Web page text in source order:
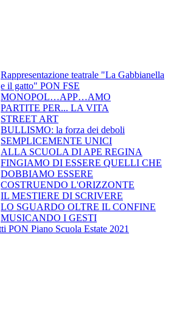
Rappresentazione teatrale "La Gabbianella
e il gatto" PON FSE
MONOPOL…APP…AMO
PARTITE PER... LA VITA
STREET ART
BULLISMO: la forza dei deboli
SEMPLICEMENTE UNICI
ALLA SCUOLA DI APE REGINA
FINGIAMO DI ESSERE QUELLI CHE
DOBBIAMO ESSERE
COSTRUENDO L'ORIZZONTE
IL MESTIERE DI SCRIVERE
LO SGUARDO OLTRE IL CONFINE
MUSICANDO I GESTI
PON Piano Scuola Estate 2021